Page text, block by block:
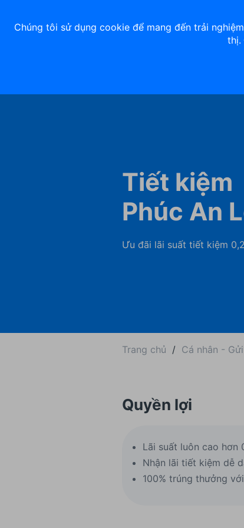
Tiết kiệm
Phúc An
Ưu đãi lãi suất tiết kiệm
Trang chủ / Cá nhân -
Quyền lợi
Lãi suất luôn cao hơn
Nhận lãi tiết kiệm dễ
100% trúng thưởng
Chúng tôi sử dụng cookie để mang đến trải
thị.